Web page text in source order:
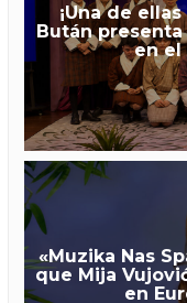
¡Una de
Bután
en el
«Muzika Nas
que Mija
en